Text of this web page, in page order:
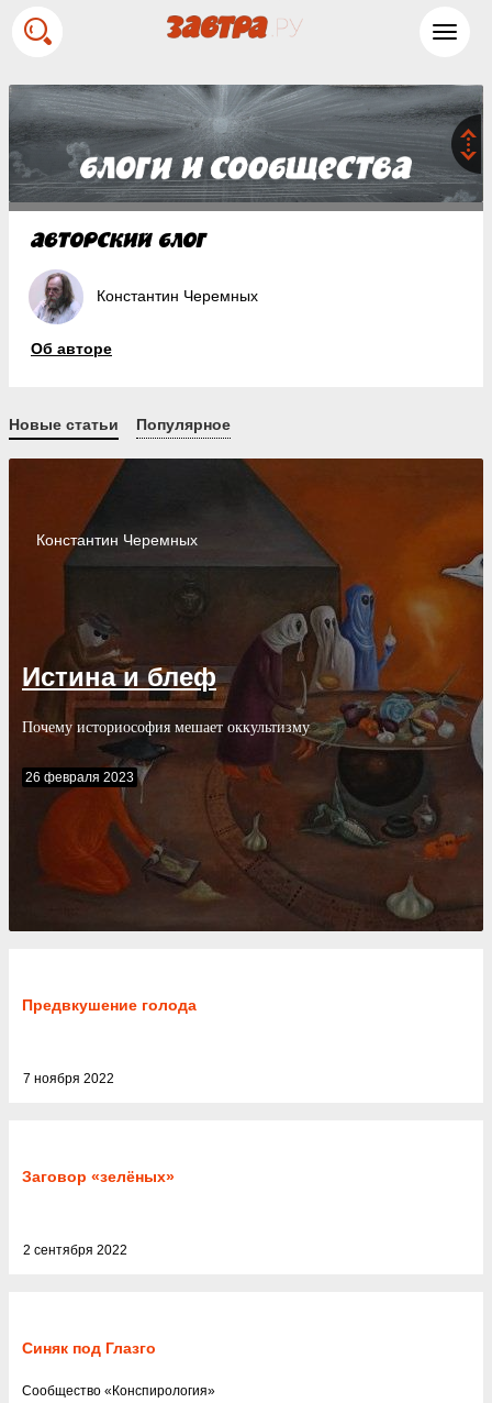
Константин Черемных
Об авторе
Новые статьи Популярное
Константин Черемных
Истина и блеф
Почему историософия мешает оккультизму
26 февраля 2023
Предвкушение голода
7 ноября 2022
Заговор «зелёных»
2 сентября 2022
Синяк под Глазго
Cообщество « Конспирология»